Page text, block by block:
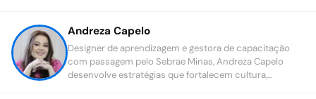
Andreza Capelo
Designer de aprendizagem e gestora de capacitação
com passagem pelo Sebrae Minas, Andreza Capelo
desenvolve estratégias que fortalecem cultura,